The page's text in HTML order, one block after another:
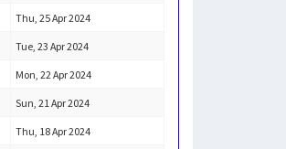
Thu, 25 Apr 2024
Tue, 23 Apr 2024
Mon, 22 Apr 2024
Sun, 21 Apr 2024
Thu, 18 Apr 2024